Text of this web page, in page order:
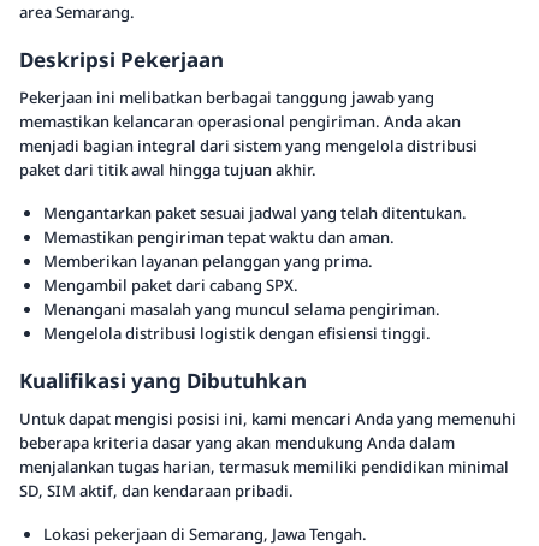
area Semarang.
Deskripsi Pekerjaan
Pekerjaan ini melibatkan berbagai tanggung jawab yang
memastikan kelancaran operasional pengiriman. Anda akan
menjadi bagian integral dari sistem yang mengelola distribusi
paket dari titik awal hingga tujuan akhir.
Mengantarkan paket sesuai jadwal yang telah ditentukan.
Memastikan pengiriman tepat waktu dan aman.
Memberikan layanan pelanggan yang prima.
Mengambil paket dari cabang SPX.
Menangani masalah yang muncul selama pengiriman.
Mengelola distribusi logistik dengan efisiensi tinggi.
Kualifikasi yang Dibutuhkan
Untuk dapat mengisi posisi ini, kami mencari Anda yang memenuhi
beberapa kriteria dasar yang akan mendukung Anda dalam
menjalankan tugas harian, termasuk memiliki pendidikan minimal
SD, SIM aktif, dan kendaraan pribadi.
Lokasi pekerjaan di Semarang, Jawa Tengah.